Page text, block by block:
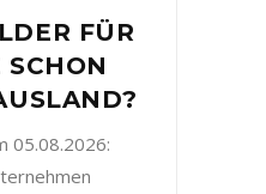
FÜR
05.08.2026: